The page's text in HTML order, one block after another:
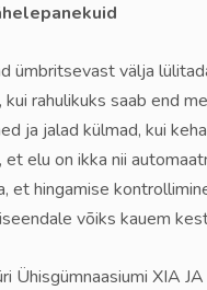
ümbritsevast välja
rahulikuks saab end
ja jalad külmad, kui
elu on ikka nii
et hingamise
võiks kauem
Ühisgümnaasiumi XIA